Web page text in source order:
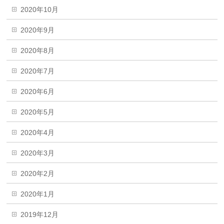
2020年10月
2020年9月
2020年8月
2020年7月
2020年6月
2020年5月
2020年4月
2020年3月
2020年2月
2020年1月
2019年12月